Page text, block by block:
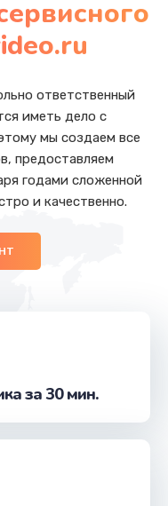
зарядки
ответственный
иметь дело с
мы создаем все
предоставляем
годами сложенной
и качественно.
за 30 мин.